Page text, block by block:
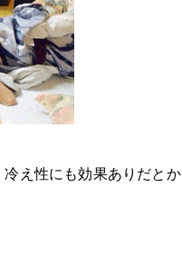
え性にも効果ありだとか